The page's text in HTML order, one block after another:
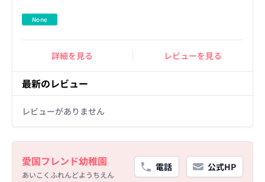
None
詳細を見る レビューを見る
最新のレビュー
レビューがありません
愛国フレンド幼稚園
あいこくふれんどようちえん
電話 公式HP